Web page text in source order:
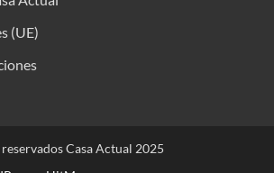
(UE)
Casa Actual 2025